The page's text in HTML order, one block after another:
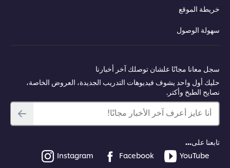
خريطة الموقع
سهولة الوصول
سجل معانا مجانًا علشان توصلك آخر أخبارنا
حليك أول واحد يشوف فيديوهات التدريب الجديدة، العروض الخاصة،
نصايح الطبخ وأكتر.
أنا عايز أعرف آخر الأخبار مجانًا!
تابعنا على...
YouTube
Facebook
Instagram